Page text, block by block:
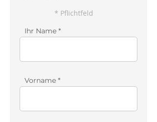
* Pflichtfeld
Ihr Name
Vorname